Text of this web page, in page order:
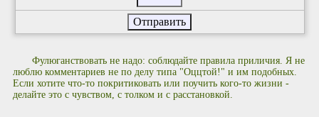
Фулюганствовать не надо: соблюдайте правила приличия. Я не
люблю комментариев не по делу типа "Оццтой!" и им подобных.
Если хотите что-то покритиковать или поучить кого-то жизни -
делайте это с чувством, с толком и с расстановкой.